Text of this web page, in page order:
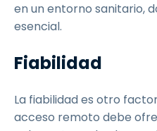
en un entorno sanitario,
esencial.
Fiabilidad
La fiabilidad es otro
acceso remoto debe